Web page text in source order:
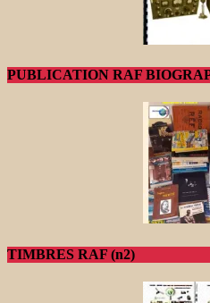
PUBLICATION RAF
TIMBRES RAF (n2)